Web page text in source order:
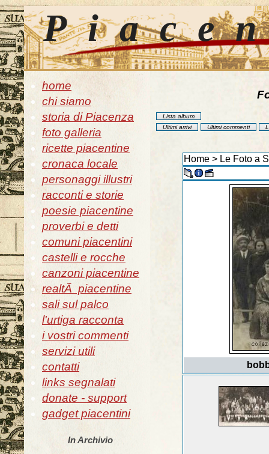
home
chi siamo
storia di Piacenza
foto galleria
ricette piacentine
cronaca locale
personaggi illustri
racconti e storie
poesie piacentine
proverbi e detti
comuni piacentini
castelli e rocche
canzoni piacentine
realtÃ piacentine
sali sul palco
l'urtiga racconta
i vostri commenti
servizi utili
contatti
links segnalati
donate - support
gadget piacentini
In Archivio
Lista album
Ultimi arrivi
Ultimi commenti
Home> Le Foto a